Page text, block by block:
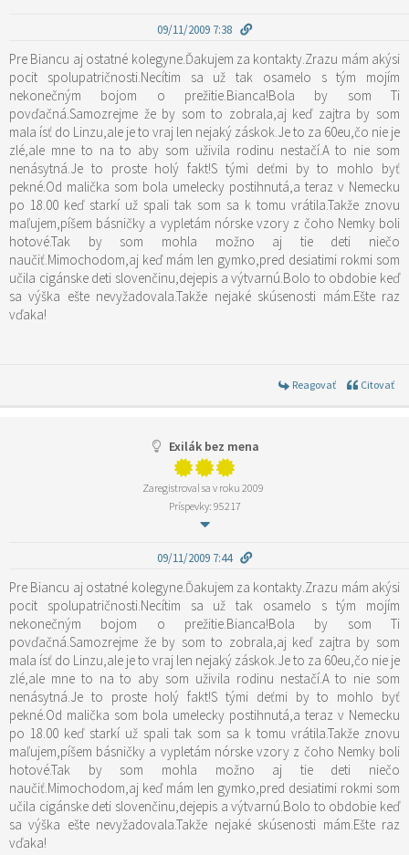
09/11/2009 7:38
Pre Biancu aj ostatné kolegyne.Ďakujem za kontakty.Zrazu mám akýsi
pocit spolupatričnosti.Necítim sa už tak osamelo s tým mojím
nekonečným bojom o prežitie.Bianca!Bola by som Ti
povďačná.Samozrejme že by som to zobrala,aj keď zajtra by som
mala ísť do Linzu,ale je to vraj len nejaký záskok.Je to za 60eu,čo nie je
zlé,ale mne to na to aby som uživila rodinu nestačí.A to nie som
nenásytná.Je to proste holý fakt!S tými deťmi by to mohlo byť
pekné.Od malička som bola umelecky postihnutá,a teraz v Nemecku
po 18.00 keď starkí už spali tak som sa k tomu vrátila.Takže znovu
maľujem,píšem básničky a vypletám nórske vzory z čoho Nemky boli
hotové.Tak by som mohla možno aj tie deti niečo
naučiť.Mimochodom,aj keď mám len gymko,pred desiatimi rokmi som
učila cigánske deti slovenčinu,dejepis a výtvarnú.Bolo to obdobie keď
sa výška ešte nevyžadovala.Takže nejaké skúsenosti mám.Ešte raz
vďaka!
Reagovať Citovať
Exilák bez mena
Zaregistroval sa v roku 2009
Príspevky: 95217
09/11/2009 7:44
Pre Biancu aj ostatné kolegyne.Ďakujem za kontakty.Zrazu mám akýsi
pocit spolupatričnosti.Necítim sa už tak osamelo s tým mojím
nekonečným bojom o prežitie.Bianca!Bola by som Ti
povďačná.Samozrejme že by som to zobrala,aj keď zajtra by som
mala ísť do Linzu,ale je to vraj len nejaký záskok.Je to za 60eu,čo nie je
zlé,ale mne to na to aby som uživila rodinu nestačí.A to nie som
nenásytná.Je to proste holý fakt!S tými deťmi by to mohlo byť
pekné.Od malička som bola umelecky postihnutá,a teraz v Nemecku
po 18.00 keď starkí už spali tak som sa k tomu vrátila.Takže znovu
maľujem,píšem básničky a vypletám nórske vzory z čoho Nemky boli
hotové.Tak by som mohla možno aj tie deti niečo
naučiť.Mimochodom,aj keď mám len gymko,pred desiatimi rokmi som
učila cigánske deti slovenčinu,dejepis a výtvarnú.Bolo to obdobie keď
sa výška ešte nevyžadovala.Takže nejaké skúsenosti mám.Ešte raz
vďaka!